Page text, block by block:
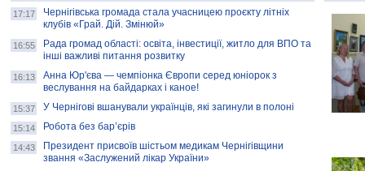
AB InBev Efes Україна підтримала
навчальний проєкт "Молодіжна бізнес-
школа", спрямований на розвиток
підприємництва у Чернігівській області
Золота тварина: видання Forbes
написало про чернігівця Патрона: хто і
скільки на ньому заробляє? І куди
витрачають?
17:17
Чернігівська громада стала учасницею проєкту літніх
клубів «Грай. Дій. Змінюй»
16:55
Рада громад області: освіта, інвестиції, житло для ВПО та
інші важливі питання розвитку
16:13
Анна Юр'єва — чемпіонка Європи серед юніорок з
веслування на байдарках і каное!
15:37 У Чернігові вшанували українців, які загинули в полоні
15:14 Робота без бар’єрів
14:43
Президент присвоїв шістьом медикам Чернігівщини
звання «Заслужений лікар України»